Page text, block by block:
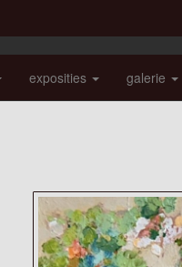
exposities galerie